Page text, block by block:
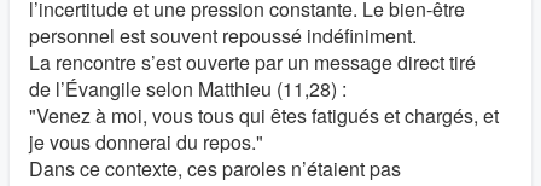
l’incertitude et une pression constante. Le bien-être
personnel est souvent repoussé indéfiniment.
La rencontre s’est ouverte par un message direct tiré
de l’Évangile selon Matthieu (11,28) :
"Venez à moi, vous tous qui êtes fatigués et chargés, et
je vous donnerai du repos."
Dans ce contexte, ces paroles n’étaient pas